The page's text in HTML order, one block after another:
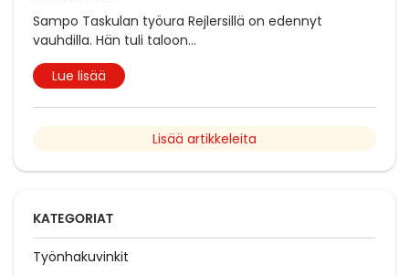
Sampo Taskulan työura Rejlersillä on edennyt
vauhdilla. Hän tuli taloon...
Lue lisää
Lisää artikkeleita
KATEGORIAT
Työnhakuvinkit